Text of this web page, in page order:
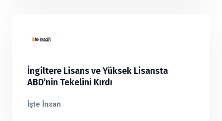
İngiltere Lisans ve Yüksek Lisansta
ABD’nin Tekelini Kırdı
İşte İnsan